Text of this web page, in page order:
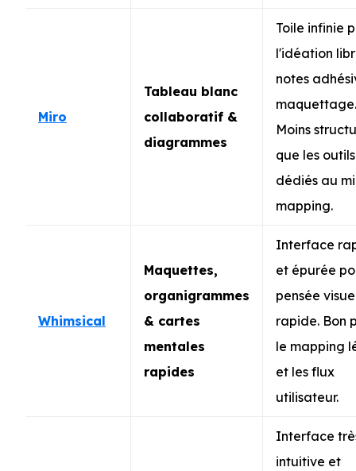
Miro
Tableau blanc
collaboratif &
diagrammes
Toile infinie
l'idéation
notes
maquettage.
Moins
que les outils
dédiés au
mapping.
Whimsical
Maquettes,
organigrammes
& cartes
mentales
rapides
Interface
et épurée
pensée
rapide. Bon
le mapping
et les flux
utilisateur.
Interface
intuitive et